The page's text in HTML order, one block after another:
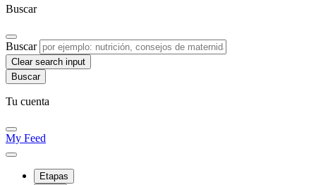
Buscar
Buscar
Clear search input
Tu cuenta
My Feed
Etapas